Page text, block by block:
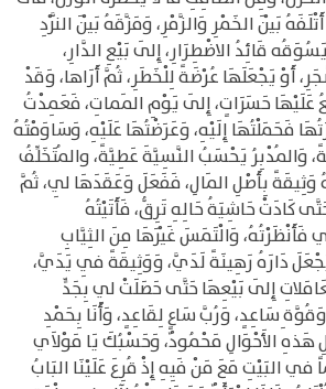
بَيْنَ الخَمْرِ وَالزَّمْرِ، وَمَزَّقَهُ بَيْنَ النَّرْدِ
قَائِدُ الاضْطِرَارِ، إِلَى بَيْعِ الدَّارِ،
أَوْ يَجْعَلَهَا عُرْضَةً لِلْخَطَرِ، ثُمَّ أَرَاها، وَقَدْ
عَلَيْهَا حَسَرَاتٍ، إِلَى يَوْمِ المَماتِ، فَعَمِدْتُ
فَحَمَلْتُهَا إِلَيْهِ، وَعَرَضْتُهَا عَلَيْهِ، وَسَاوَمْتُهُ
وَالمُدْبِرُ يَحْسَبُ النَّسِيَّةَ عَطِيَّةً، والمُتَخَلِّفُ
وَثِيقَةً بِأَصْلِ المَالِ، فَفَعَلَ وَعَقَدَهَا لِي، ثُمَّ
كَادَتْ حَاشِيَةُ حَالِهِ تَرِقُّ، فَأَتَيْتُهُ
فَأَنْظَرْتُهُ، وَالْتَمَسَ غَيْرَهَا مِنَ الثِيَّابِ
دَارَهُ رَهِينَةً لَدَيَّ، وَوَثِيقَةً فِي يَدَيَّ،
إِلَى بَيْعِهَا حَتَّى حَصَلَتْ لِي بِجَدٍّ
ِسَاعِدٍ، وَرُبَّ سَاعٍ لِقَاعِدٍ، وَأَنَا بِحَمْدِ
هَذهِ الأَحْوَالِ مَحْمُودٌ، وَحَسْبُكَ يَا مَوْلاَي
في البَيْتِ مَعَ مَنْ فَيِهِ إِذْ قُرِعَ عَلَيْنَا البَابُ